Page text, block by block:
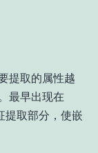
提取的属性越
最早出现在
提取部分，使嵌